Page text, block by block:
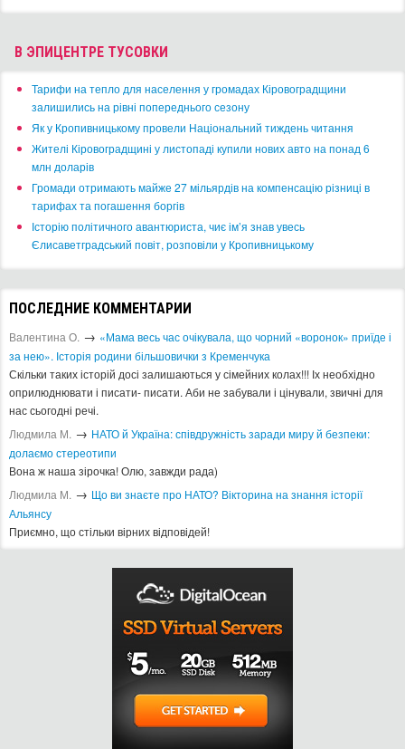
В ЭПИЦЕНТРЕ ТУСОВКИ
​Тарифи на тепло для населення у громадах Кіровоградщини
залишились на рівні попереднього сезону
​Як у Кропивницькому провели Національний тиждень читання
​Жителі Кіровоградщині у листопаді купили нових авто на понад 6
млн доларів
​Громади отримають майже 27 мільярдів на компенсацію різниці в
тарифах та погашення боргів
Історію політичного авантюриста, чиє ім’я знав увесь
Єлисаветградський повіт, розповіли у Кропивницькому
ПОСЛЕДНИЕ КОММЕНТАРИИ
Валентина О. → «Мама весь час очікувала, що чорний «воронок» приїде і
за нею». Історія родини більшовички з Кременчука
Скільки таких історій досі залишаються у сімейних колах!!! Іх необхідно
оприлюднювати і писати- писати. Аби не забували і цінували, звичні для
нас сьогодні речі.
Людмила М. → ​НАТО й Україна: співдружність заради миру й безпеки:
долаємо стереотипи
Вона ж наша зірочка! Олю, завжди рада)
Людмила М. → Що ви знаєте про НАТО? Вікторина на знання історії
Альянсу ​
Приємно, що стільки вірних відповідей!